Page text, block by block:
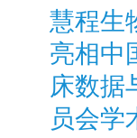
慧程生
亮相中
床数据
员会学